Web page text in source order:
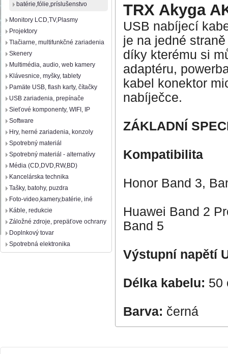
batérie,fólie,príslušenstvo
Monitory LCD,TV,Plasmy
Projektory
Tlačiarne, multifunkčné zariadenia
Skenery
Multimédia, audio, web kamery
Klávesnice, myšky, tablety
Pamäte USB, flash karty, čítačky
USB zariadenia, prepínače
Sieťové komponenty, WIFI, IP
Software
Hry, herné zariadenia, konzoly
Spotrebný materiál
Spotrebný materiál - alternatívy
Média (CD,DVD,RW,BD)
Kancelárska technika
Tašky, batohy, puzdra
Foto-video,kamery,batérie, iné
Káble, redukcie
Záložné zdroje, prepäťove ochrany
Doplnkový tovar
Spotrebná elektronika
TRX Akyga
USB nabíjecí
je na jedné
díky kterému si
adaptéru,
kabel konektor
nabíječce.
ZÁKLADNÍ
Kompatibilita
Honor Band 3,
Huawei Band 2
Band 5
Výstupní napětí
Délka kabelu: 50
Barva: černá